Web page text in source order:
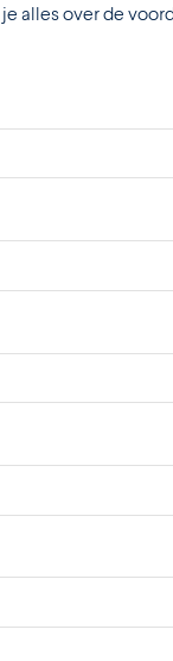
alles over de